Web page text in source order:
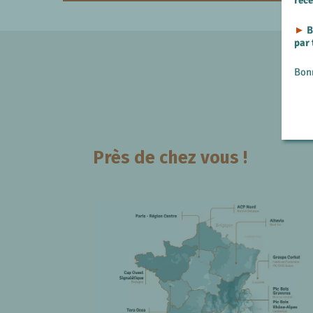
Près de chez vous !
►
par